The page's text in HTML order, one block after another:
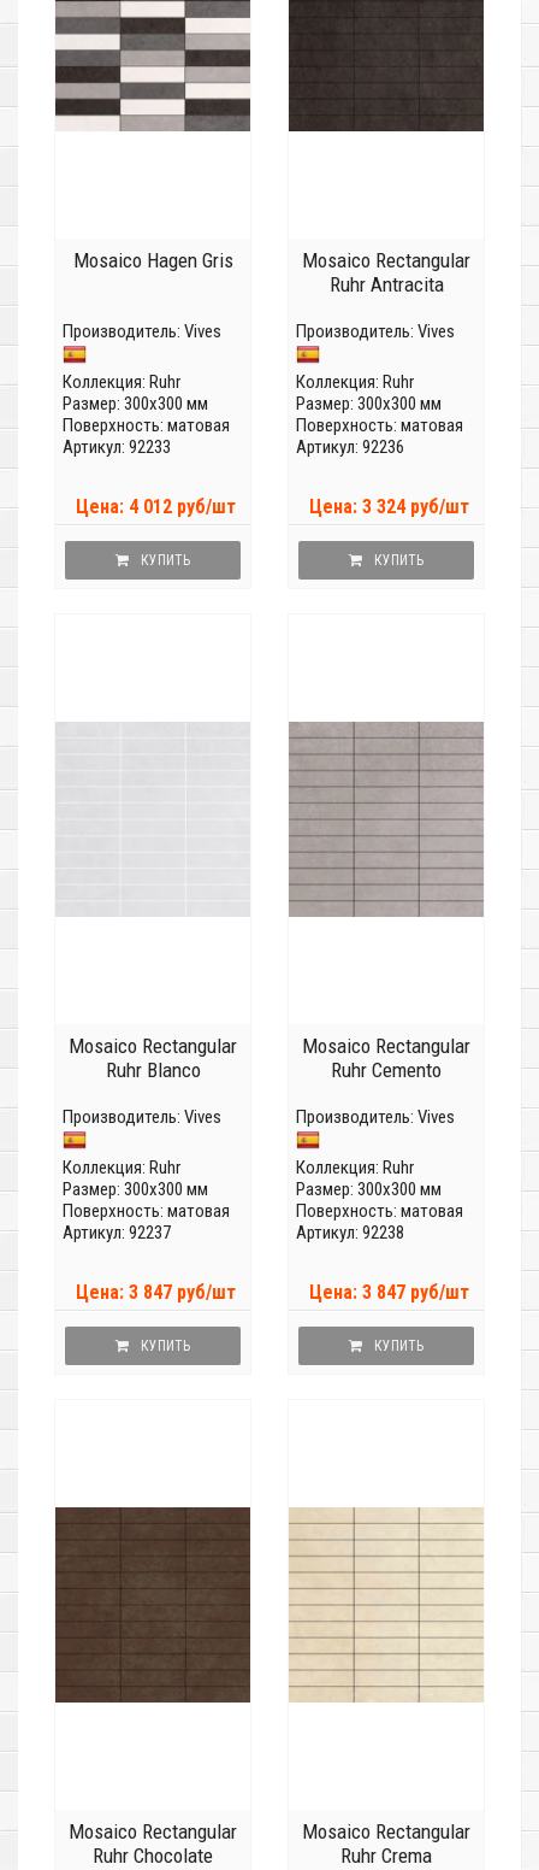
Mosaico Hagen Gris
Производитель: Vives
Коллекция: Ruhr
Размер: 300x300 мм
Поверхность: матовая
Артикул: 92233
Цена: 4 012 руб/шт
КУПИТЬ
Mosaico Rectangular
Ruhr Antracita
Производитель: Vives
Коллекция: Ruhr
Размер: 300x300 мм
Поверхность: матовая
Артикул: 92236
Цена: 3 324 руб/шт
КУПИТЬ
Mosaico Rectangular
Ruhr Blanco
Производитель: Vives
Коллекция: Ruhr
Размер: 300x300 мм
Поверхность: матовая
Артикул: 92237
Цена: 3 847 руб/шт
КУПИТЬ
Mosaico Rectangular
Ruhr Cemento
Производитель: Vives
Коллекция: Ruhr
Размер: 300x300 мм
Поверхность: матовая
Артикул: 92238
Цена: 3 847 руб/шт
КУПИТЬ
Mosaico Rectangular
Ruhr Chocolate
Mosaico Rectangular
Ruhr Crema